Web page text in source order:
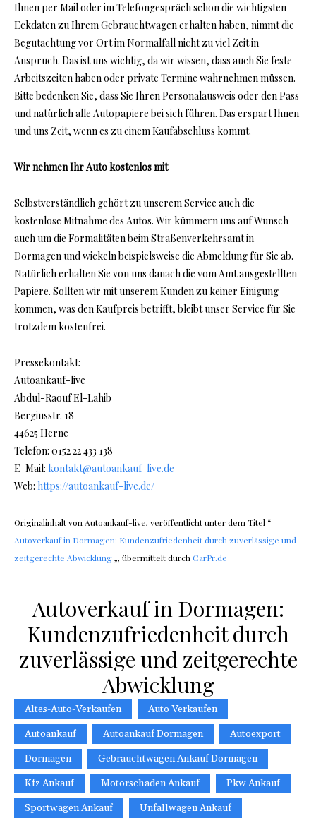
Ihnen per Mail oder im Telefongespräch schon die wichtigsten
Eckdaten zu Ihrem Gebrauchtwagen erhalten haben, nimmt die
Begutachtung vor Ort im Normalfall nicht zu viel Zeit in
Anspruch. Das ist uns wichtig, da wir wissen, dass auch Sie feste
Arbeitszeiten haben oder private Termine wahrnehmen müssen.
Bitte bedenken Sie, dass Sie Ihren Personalausweis oder den Pass
und natürlich alle Autopapiere bei sich führen. Das erspart Ihnen
und uns Zeit, wenn es zu einem Kaufabschluss kommt.
Wir nehmen Ihr Auto kostenlos mit
Selbstverständlich gehört zu unserem Service auch die
kostenlose Mitnahme des Autos. Wir kümmern uns auf Wunsch
auch um die Formalitäten beim Straßenverkehrsamt in
Dormagen und wickeln beispielsweise die Abmeldung für Sie ab.
Natürlich erhalten Sie von uns danach die vom Amt ausgestellten
Papiere. Sollten wir mit unserem Kunden zu keiner Einigung
kommen, was den Kaufpreis betrifft, bleibt unser Service für Sie
trotzdem kostenfrei.
Pressekontakt:
Autoankauf-live
Abdul-Raouf El-Lahib
Bergiusstr. 18
44625 Herne
Telefon: 0152 22 433 138
E-Mail: kontakt@autoankauf-live.de
Web: https://autoankauf-live.de/
Originalinhalt von Autoankauf-live, veröffentlicht unter dem Titel “
Autoverkauf in Dormagen: Kundenzufriedenheit durch zuverlässige und
zeitgerechte Abwicklung„, übermittelt durch CarPr.de
Autoverkauf in Dormagen:
Kundenzufriedenheit durch
zuverlässige und zeitgerechte
Abwicklung
Altes-Auto-Verkaufen
Auto Verkaufen
Autoankauf
Autoankauf Dormagen
Autoexport
Dormagen
Gebrauchtwagen Ankauf Dormagen
Kfz Ankauf
Motorschaden Ankauf
Pkw Ankauf
Sportwagen Ankauf
Unfallwagen Ankauf